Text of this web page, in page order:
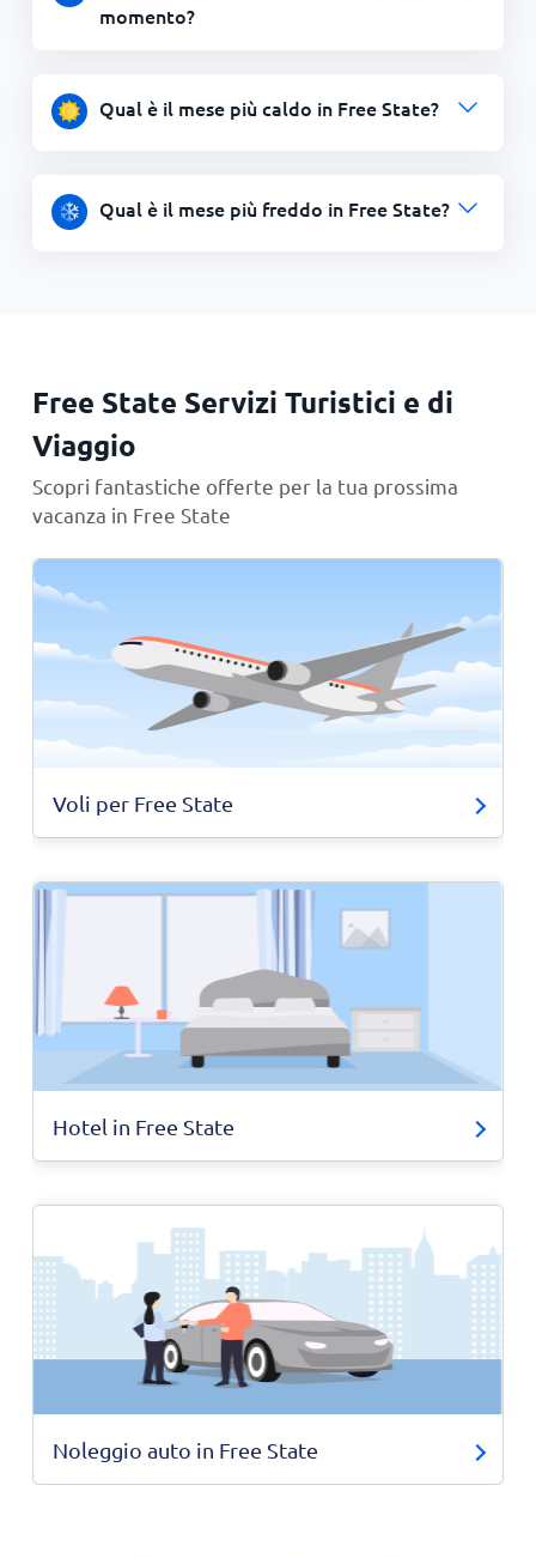
momento?
Qual è il mese più caldo in Free State?
Qual è il mese più freddo in Free State?
Free State Servizi Turistici e di
Viaggio
Scopri fantastiche offerte per la tua prossima
vacanza in Free State
Voli per Free State
Hotel in Free State
Noleggio auto in Free State